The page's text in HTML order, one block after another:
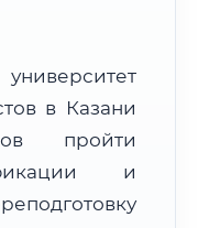
420000–420999
МСК (UTC+3)
Дистанционно
в Казани
пройти
и